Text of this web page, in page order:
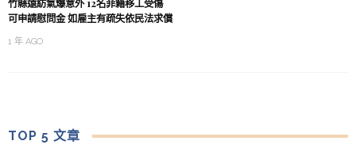
竹縣遠紡氣爆意外 12名菲籍移工受傷
可申請慰問金 如雇主有疏失依民法求償
1 年 AGO
TOP 5 文章